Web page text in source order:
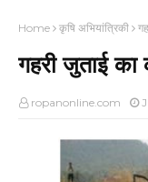
Home कृषि अभियांत्रिकी
गहरी जुताई का
ropanonline.com